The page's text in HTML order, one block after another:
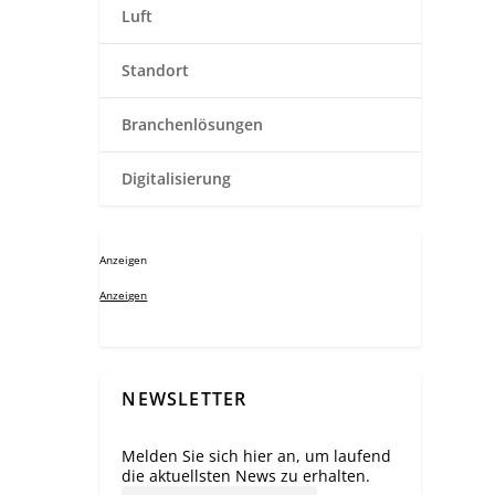
Luft
Standort
Branchenlösungen
Digitalisierung
Anzeigen
Anzeigen
NEWSLETTER
Melden Sie sich hier an, um laufend
die aktuellsten News zu erhalten.